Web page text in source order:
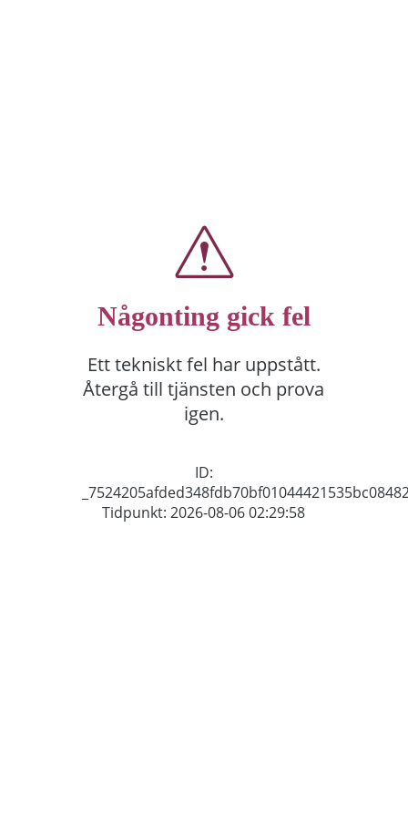
Någonting gick fel
Ett tekniskt fel har uppstått.
Återgå till tjänsten och prova
igen.
ID:
Tidpunkt: 2026-08-06 02:29:58